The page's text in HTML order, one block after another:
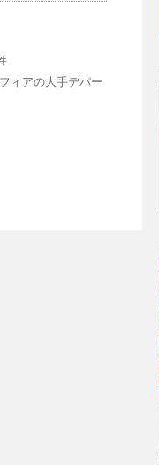
ィアの大手デパー